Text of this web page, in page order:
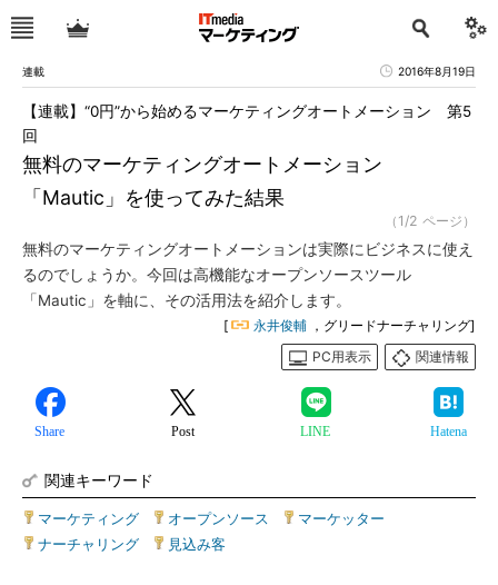
連載 2016年8月19日
無料のマーケティングオートメーション
「Mautic」を使ってみた結果
【連載】“0円”から始めるマーケティングオートメーション 第5
回
（1/2 ページ）
無料のマーケティングオートメーションは実際にビジネスに使え
るのでしょうか。今回は高機能なオープンソースツール
「Mautic」を軸に、その活用法を紹介します。
[ 永井俊輔 ，グリードナーチャリング]
PC用表示
関連情報
Share Post LINE Hatena
関連キーワード
マーケティング オープンソース マーケッター
ナーチャリング
見込み客